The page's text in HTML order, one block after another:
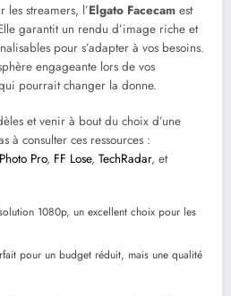
streamers, l’Elgato Facecam est
garantit un rendu d’image riche et
pour s’adapter à vos besoins.
engageante lors de vos
pourrait changer la donne.
et venir à bout du choix d’une
à consulter ces ressources :
Pro, FF Lose, TechRadar, et
1080p, un excellent choix pour les
pour un budget réduit, mais une qualité